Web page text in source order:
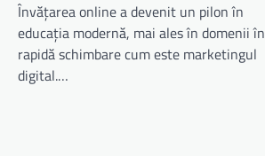
Învățarea online a devenit un pilon în
educația modernă, mai ales în domenii în
rapidă schimbare cum este marketingul
digital.…